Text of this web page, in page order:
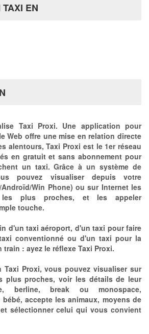
EN
Taxi Proxi. Une application pour
Web offre une mise en relation directe
alentours, Taxi Proxi est le 1er réseau
en gratuit et sans abonnement pour
un taxi. Grâce à un système de
pouvez visualiser depuis votre
Win Phone) ou sur Internet les
les plus proches, et les appeler
touche.
d'un taxi aéroport, d'un taxi pour faire
conventionné ou d'un taxi pour la
: ayez le réflexe Taxi Proxi.
Taxi Proxi, vous pouvez visualiser sur
plus proches, voir les détails de leur
berline, break ou monospace,
accepte les animaux, moyens de
sélectionner celui qui vous convient